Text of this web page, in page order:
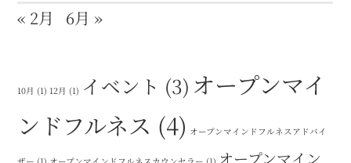
« 2月 6月 »
10月 (1) 12月 (1) イベント (3) オープンマイ
ンドフルネス (4) オープンマインドフルネスアドバイ
オープンマイン